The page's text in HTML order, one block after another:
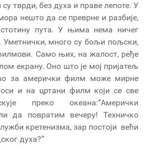
тврди, без духа и праве лепоте. У
нешто да се преврне и разбије,
пута. У њима нема ничег
Уметнички, много су бољи пољски,
Само њих, на жалост, ређе
екрану. Оно што је мој пријатељ
за амерички филм може мирне
и на цртани филм који се све
преко океана:“Амерички
да повратим вечеру! Техничко
кретенизма, зар постоји већи
духа?”